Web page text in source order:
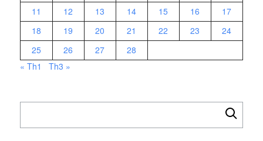
11
12 13 14 15 16
17
18
19 20 21 22 23
24
25
26 27
28
« Th1
Th3 »
cho: